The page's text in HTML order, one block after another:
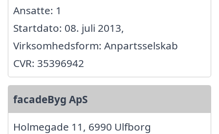
Ansatte: 1
Startdato: 08. juli 2013,
Virksomhedsform: Anpartsselskab
CVR: 35396942
facadeByg ApS
Holmegade 11, 6990 Ulfborg